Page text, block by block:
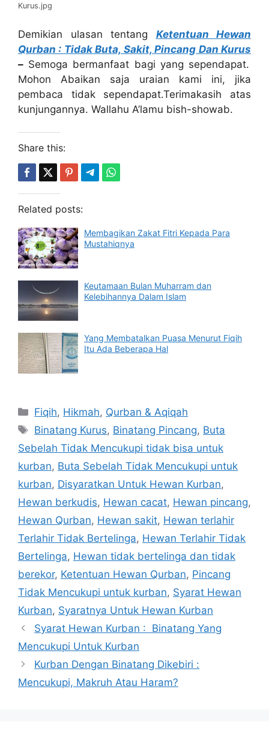
Kurus.jpg
Demikian ulasan tentang Ketentuan Hewan
Qurban : Tidak Buta, Sakit, Pincang Dan Kurus
– Semoga bermanfaat bagi yang sependapat.
Mohon Abaikan saja uraian kami ini, jika
pembaca tidak sependapat.Terimakasih atas
kunjungannya. Wallahu A’lamu bish-showab.
Share this:
Related posts:
Membagikan Zakat Fitri Kepada Para
Mustahiqnya
Keutamaan Bulan Muharram dan
Kelebihannya Dalam Islam
Yang Membatalkan Puasa Menurut Fiqih
Itu Ada Beberapa Hal
Categories
Fiqih, Hikmah, Qurban & Aqiqah
Tags
Binatang Kurus, Binatang Pincang, Buta
Sebelah Tidak Mencukupi tidak bisa untuk
kurban, Buta Sebelah Tidak Mencukupi untuk
kurban, Disyaratkan Untuk Hewan Kurban,
Hewan berkudis, Hewan cacat, Hewan pincang,
Hewan Qurban, Hewan sakit, Hewan terlahir
Terlahir Tidak Bertelinga, Hewan Terlahir Tidak
Bertelinga, Hewan tidak bertelinga dan tidak
berekor, Ketentuan Hewan Qurban, Pincang
Tidak Mencukupi untuk kurban, Syarat Hewan
Kurban, Syaratnya Untuk Hewan Kurban
Syarat Hewan Kurban : Binatang Yang
Mencukupi Untuk Kurban
Kurban Dengan Binatang Dikebiri :
Mencukupi, Makruh Atau Haram?